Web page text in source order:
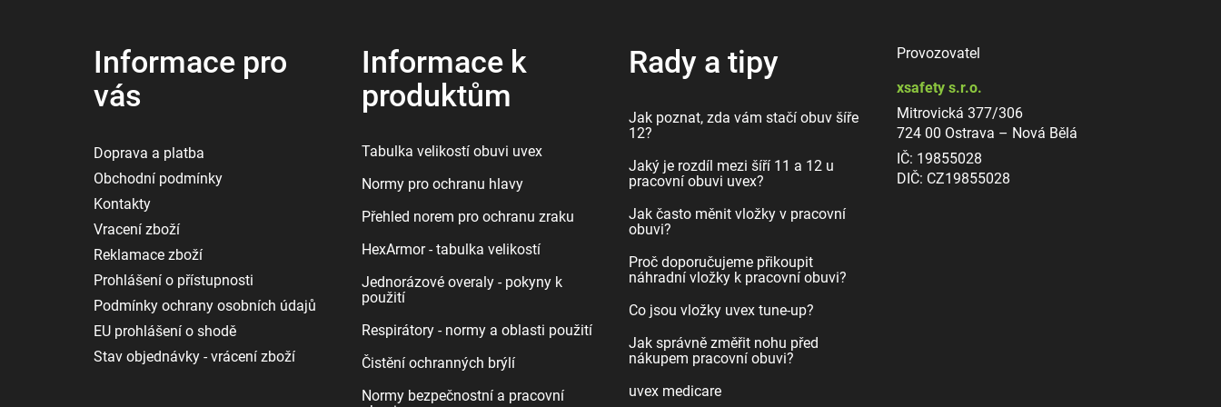
Informace pro
vás
Doprava a platba
Obchodní podmínky
Kontakty
Vracení zboží
Reklamace zboží
Prohlášení o přístupnosti
Podmínky ochrany osobních údajů
EU prohlášení o shodě
Stav objednávky - vrácení zboží
Informace k
produktům
Tabulka velikostí obuvi uvex
Normy pro ochranu hlavy
Přehled norem pro ochranu zraku
HexArmor - tabulka velikostí
Jednorázové overaly - pokyny k
použití
Respirátory - normy a oblasti použití
Čistění ochranných brýlí
Normy bezpečnostní a pracovní
Rady a tipy
Jak poznat, zda vám stačí obuv šíře
12?
Jaký je rozdíl mezi šíří 11 a 12 u
pracovní obuvi uvex?
Jak často měnit vložky v pracovní
obuvi?
Proč doporučujeme přikoupit
náhradní vložky k pracovní obuvi?
Co jsou vložky uvex tune-up?
Jak správně změřit nohu před
nákupem pracovní obuvi?
uvex medicare
Provozovatel
xsafety s.r.o.
Mitrovická 377/306
724 00 Ostrava – Nová Bělá
IČ: 19855028
DIČ: CZ19855028